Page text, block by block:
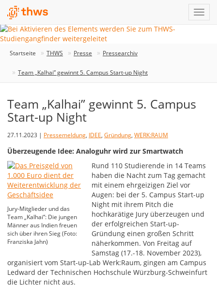
Startseite THWS Presse Pressearchiv
Team „Kalhai” gewinnt 5. Campus Start-up Night
Team „Kalhai” gewinnt 5. Campus
Start-up Night
27.11.2023 | Pressemeldung, IDEE, Gründung, WERK:RAUM
Überzeugende Idee: Analoguhr wird zur Smartwatch
Jury-Mitglieder und das
Team „Kalhai“: Die jungen
Männer aus Indien freuen
sich über ihren Sieg (Foto:
Franziska Jahn)
Rund 110 Studierende in 14 Teams
haben die Nacht zum Tag gemacht
mit einem ehrgeizigen Ziel vor
Augen: bei der 5. Campus Start-up
Night mit ihrem Pitch die
hochkarätige Jury überzeugen und
der erfolgreichen Start-up-
Gründung einen großen Schritt
näherkommen. Von Freitag auf
Samstag (17.-18. November 2023),
organisiert vom Start-up-Lab Werk:Raum, gingen am Campus
Ledward der Technischen Hochschule Würzburg-Schweinfurt
die Lichter nicht aus.